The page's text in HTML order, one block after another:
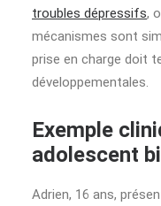
troubles dépressifs,
mécanismes sont
prise en charge doit
développementales.
Exemple
adolescent
Adrien, 16 ans,